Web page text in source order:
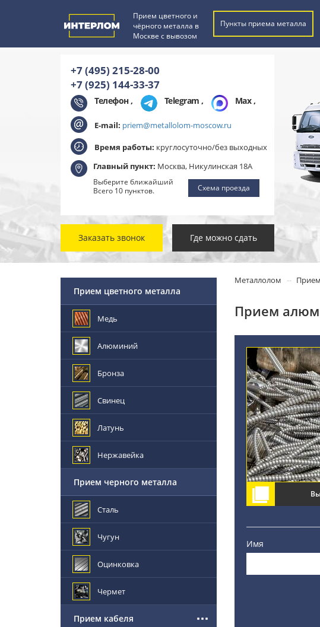
Прием цветного и
чёрного металла в
Москве с вывозом
Пункты приема металла
+7 (495) 215-28-00
+7 (925) 144-33-37
Телефон , Telegram , Max,
E-mail: priem@metallolom-moscow.ru
Время работы: круглосуточно/без выходных
Главный пункт: Москва, Никулинская 18А
Выберите ближайший
Всего 10 пунктов.
Схема проезда
Заказать звонок Где можно сдать
Металлолом
Прием
Имя
Прием цветного металла
Медь
Алюминий
Бронза
Свинец
Латунь
Нержавейка
Прием черного металла
Сталь
Чугун
Оцинковка
Чермет
Прием кабеля